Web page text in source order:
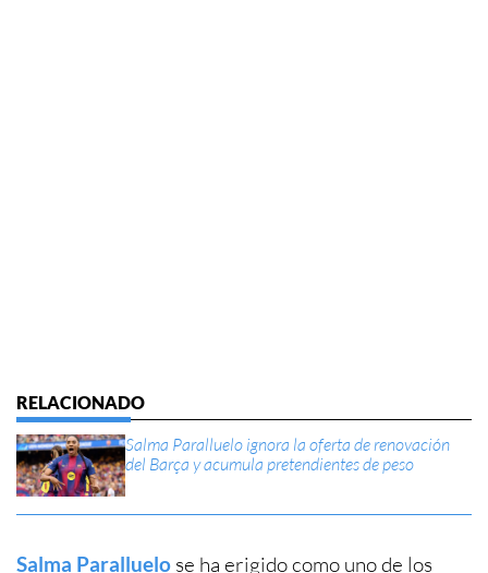
Salma Paralluelo ignora la oferta de renovación
del Barça y acumula pretendientes de peso
Salma Paralluelo se ha erigido como uno de los